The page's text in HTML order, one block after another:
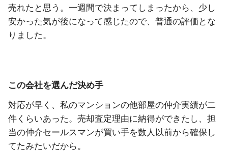
売れたと思う。一週間で決まってしまったから、少し
安かった気が後になって感じたので、普通の評価とな
りました。
この会社を選んだ決め手
対応が早く、私のマンションの他部屋の仲介実績が二
件くらいあった。売却査定理由に納得ができたし、担
当の仲介セールスマンが買い手を数人以前から確保し
てたみたいだから。